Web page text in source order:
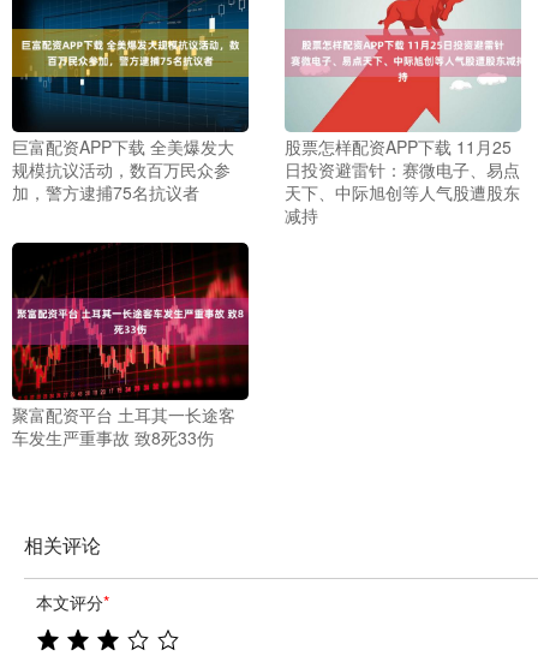
巨富配资APP下载 全美爆发大
规模抗议活动，数百万民众参
加，警方逮捕75名抗议者
股票怎样配资APP下载 11月25
日投资避雷针：赛微电子、易点
天下、中际旭创等人气股遭股东
减持
聚富配资平台 土耳其一长途客
车发生严重事故 致8死33伤
相关评论
本文评分*